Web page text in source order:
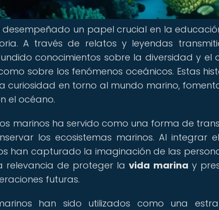
desempeñado un papel crucial en la
A través de relatos y leyendas
conocimientos sobre la diversidad y
sobre los fenómenos oceánicos. Estas
curiosidad en torno al mundo marino,
el océano.
marinos ha servido como una forma de
los ecosistemas marinos. Al integrar
han capturado la imaginación de las
relevancia de proteger lavida marina y
futuras.
han sido utilizados como una